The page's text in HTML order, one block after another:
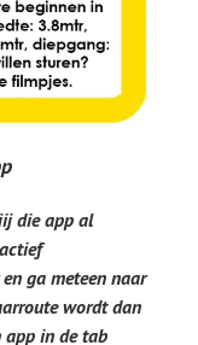
die app al
ga meteen naar
wordt dan
app in de tab